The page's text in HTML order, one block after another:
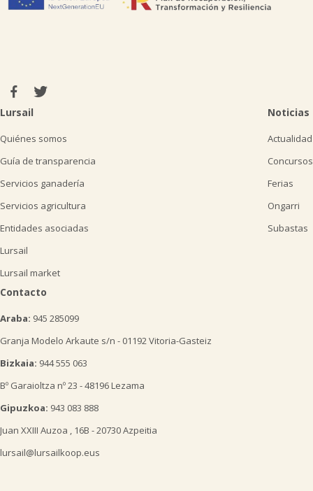
Lursail
Quiénes somos
Guía de transparencia
Servicios ganadería
Servicios agricultura
Entidades asociadas
Lursail
Lursail market
Noticias
Actualidad
Concursos
Ferias
Ongarri
Subastas
Contacto
Araba: 945 285099
Granja Modelo Arkaute s/n - 01192 Vitoria-Gasteiz
Bizkaia: 944 555 063
Bº Garaioltza nº 23 - 48196 Lezama
Gipuzkoa: 943 083 888
Juan XXIII Auzoa , 16B - 20730 Azpeitia
lursail@lursailkoop.eus